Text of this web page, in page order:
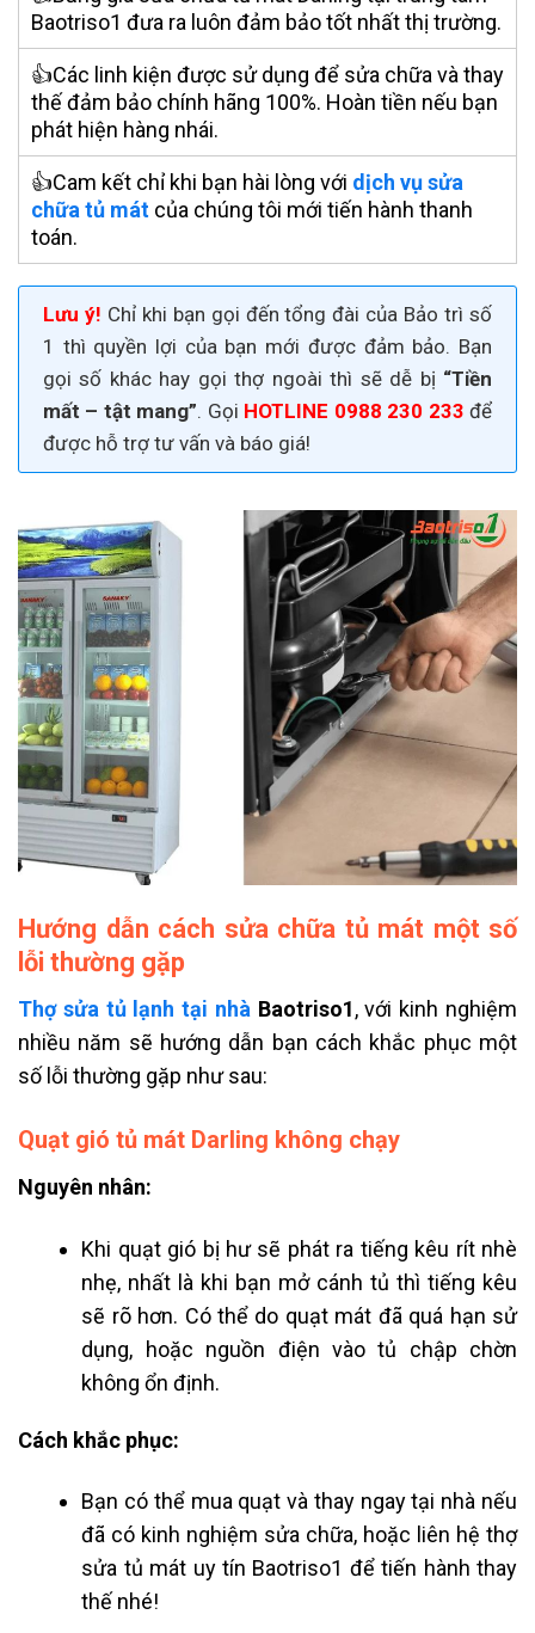
Baotriso1 đưa ra luôn đảm bảo tốt nhất thị trường.
👍Các linh kiện được sử dụng để sửa chữa và thay
thế đảm bảo chính hãng 100%. Hoàn tiền nếu bạn
phát hiện hàng nhái.
👍Cam kết chỉ khi bạn hài lòng với dịch vụ sửa
chữa tủ mát của chúng tôi mới tiến hành thanh
toán.
Lưu ý! Chỉ khi bạn gọi đến tổng đài của Bảo trì số
1 thì quyền lợi của bạn mới được đảm bảo. Bạn
gọi số khác hay gọi thợ ngoài thì sẽ dễ bị “Tiền
mất – tật mang”. Gọi HOTLINE 0988 230 233 để
được hỗ trợ tư vấn và báo giá!
Hướng dẫn cách sửa chữa tủ mát một số
lỗi thường gặp
Thợ sửa tủ lạnh tại nhà Baotriso1, với kinh nghiệm
nhiều năm sẽ hướng dẫn bạn cách khắc phục một
số lỗi thường gặp như sau:
Quạt gió tủ mát Darling không chạy
Nguyên nhân:
Khi quạt gió bị hư sẽ phát ra tiếng kêu rít nhè
nhẹ, nhất là khi bạn mở cánh tủ thì tiếng kêu
sẽ rõ hơn. Có thể do quạt mát đã quá hạn sử
dụng, hoặc nguồn điện vào tủ chập chờn
không ổn định.
Cách khắc phục:
Bạn có thể mua quạt và thay ngay tại nhà nếu
đã có kinh nghiệm sửa chữa, hoặc liên hệ thợ
sửa tủ mát uy tín Baotriso1 để tiến hành thay
thế nhé!